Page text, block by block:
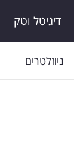
דיגיטל וטק
ניוזלטרים